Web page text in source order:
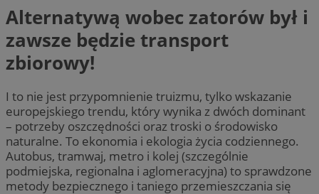
Alternatywą wobec zatorów był i
zawsze będzie transport
zbiorowy!
I to nie jest przypomnienie truizmu, tylko wskazanie
europejskiego trendu, który wynika z dwóch dominant
– potrzeby oszczędności oraz troski o środowisko
naturalne. To ekonomia i ekologia życia codziennego.
Autobus, tramwaj, metro i kolej (szczególnie
podmiejska, regionalna i aglomeracyjna) to sprawdzone
metody bezpiecznego i taniego przemieszczania się